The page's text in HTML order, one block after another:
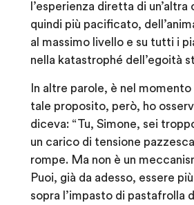
l’esperienza diretta di
quindi più pacificato,
al massimo livello e su tutti i
nella katastrophé dell’egoità
In altre parole, è nel
tale proposito, però, ho
diceva: “Tu, Simone, sei
un carico di tensione
rompe. Ma non è un
Puoi, già da adesso, essere
sopra l’impasto di pastafrolla